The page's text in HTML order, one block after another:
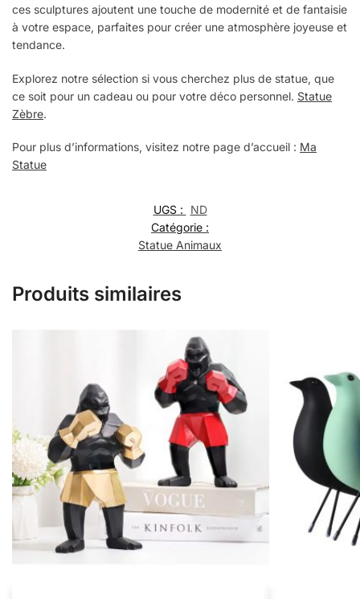
ces sculptures ajoutent une touche de modernité et de fantaisie
à votre espace, parfaites pour créer une atmosphère joyeuse et
tendance.
Explorez notre sélection si vous cherchez plus de statue, que
ce soit pour un cadeau ou pour votre déco personnel. Statue
Zèbre.
Pour plus d’informations, visitez notre page d’accueil : Ma
Statue
UGS :
ND
Catégorie :
Statue Animaux
Produits similaires